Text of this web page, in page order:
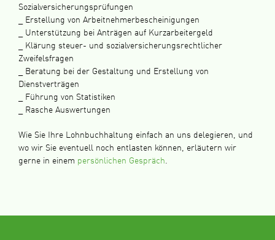
Sozialversicherungsprüfungen
_ Erstellung von Arbeitnehmerbescheinigungen
_ Unterstützung bei Anträgen auf Kurzarbeitergeld
_ Klärung steuer- und sozialversicherungsrechtlicher
Zweifelsfragen
_ Beratung bei der Gestaltung und Erstellung von
Dienstverträgen
_ Führung von Statistiken
_ Rasche Auswertungen
Wie Sie Ihre Lohnbuchhaltung einfach an uns delegieren, und
wo wir Sie eventuell noch entlasten können, erläutern wir
gerne in einem persönlichen Gespräch.